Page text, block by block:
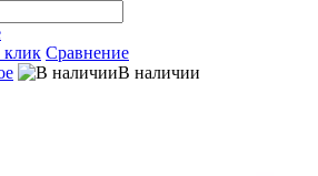
клик Сравнение
В наличии